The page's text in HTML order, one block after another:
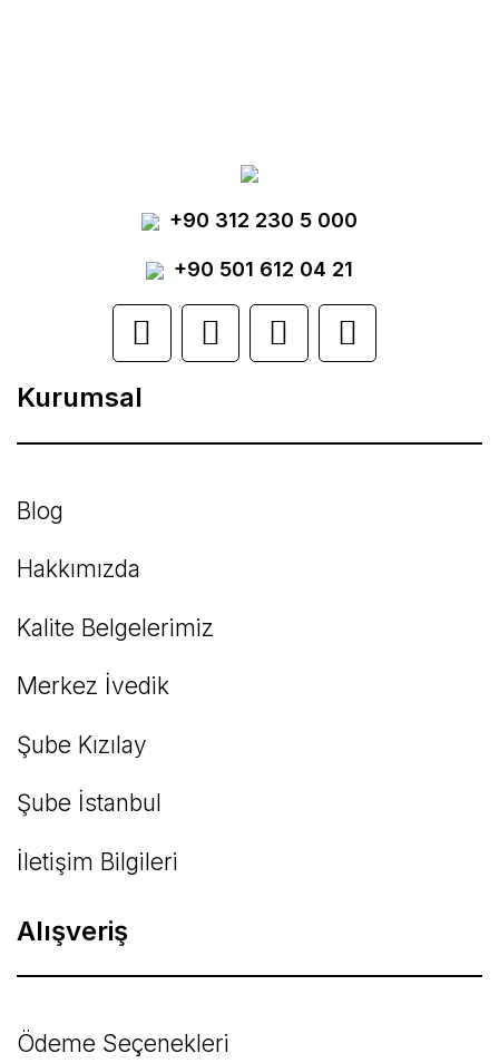
Yorum Yaz
Ürün resmi kalitesiz, bozuk veya
görüntülenemiyor.
Ürün açıklamasında eksik bilgiler bulunuyor.
Ürün bilgilerinde hatalar bulunuyor.
Ürün fiyatı diğer sitelerden daha pahalı.
Bu ürüne benzer farklı alternatifler olmalı.
+90 312 230 5 000
+90 501 612 04 21
Kurumsal
Blog
Hakkımızda
Kalite Belgelerimiz
Merkez İvedik
Şube Kızılay
Şube İstanbul
İletişim Bilgileri
Alışveriş
Ödeme Seçenekleri